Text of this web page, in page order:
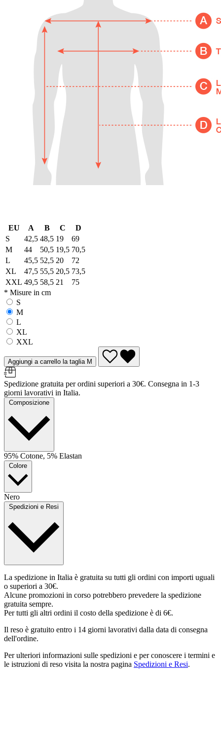
EU A B C
D
S
42,5 48,5 19
69
M
44 50,5 19,5 70,5
L
45,5 52,5 20
72
XL
47,5 55,5 20,5 73,5
XXL 49,5 58,5 21
75
* Misure in cm
S
M
L
XL
XXL
Aggiungi a carrello la taglia M
Spedizione gratuita per ordini superiori a 30€. Consegna in 1-3
giorni lavorativi in Italia.
Composizione
95% Cotone, 5% Elastan
Colore
Nero
Spedizioni e Resi
La spedizione in Italia è gratuita su tutti gli ordini con importi uguali
o superiori a 30€.
Alcune promozioni in corso potrebbero prevedere la spedizione
gratuita sempre.
Per tutti gli altri ordini il costo della spedizione è di 6€.
Il reso è gratuito entro i 14 giorni lavorativi dalla data di consegna
dell'ordine.
Per ulteriori informazioni sulle spedizioni e per conoscere i termini e
le istruzioni di reso visita la nostra pagina Spedizioni e Resi.